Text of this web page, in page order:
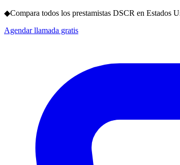
◆Compara todos los prestamistas DSCR en Estados
Agendar llamada gratis